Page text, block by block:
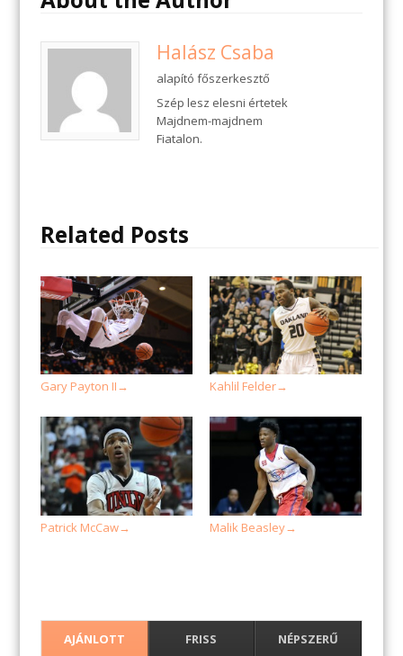
Halász Csaba
alapító főszerkesztő
Szép lesz elesni értetek
Majdnem-majdnem
Fiatalon.
Related Posts
Gary Payton II → Kahlil Felder→
Patrick McCaw→ Malik Beasley→
AJÁNLOTT FRISS NÉPSZERŰ